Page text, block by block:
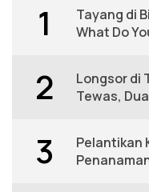
1
Tayang di
What Do
2
Longsor di
Tewas,
3
Pelantikan